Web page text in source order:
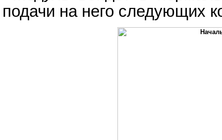
подачи на него следующих